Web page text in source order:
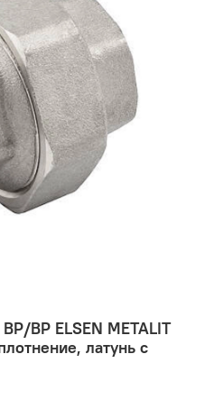
ВР ELSEN METALIT
латунь с